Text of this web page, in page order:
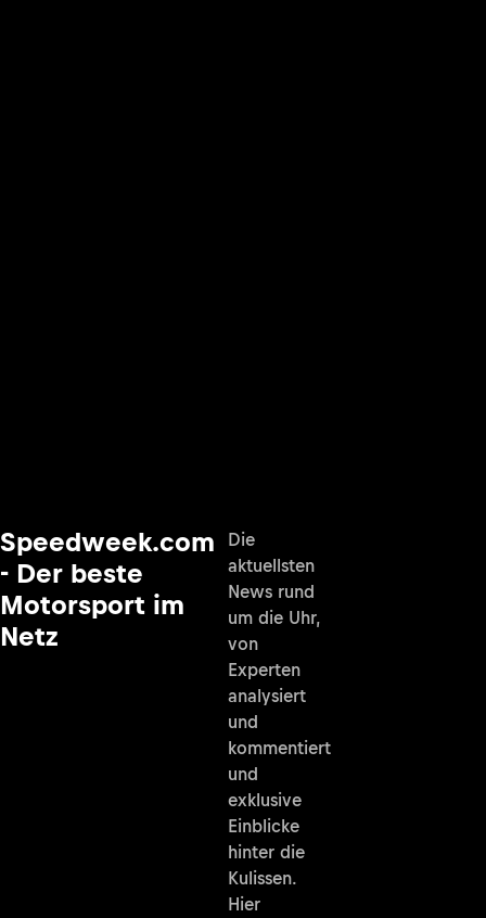
Speedweek.com
- Der beste
Motorsport im
Netz
Die
aktuellsten
News rund
um die Uhr,
von
Experten
analysiert
und
kommentiert
und
exklusive
Einblicke
hinter die
Kulissen.
Hier